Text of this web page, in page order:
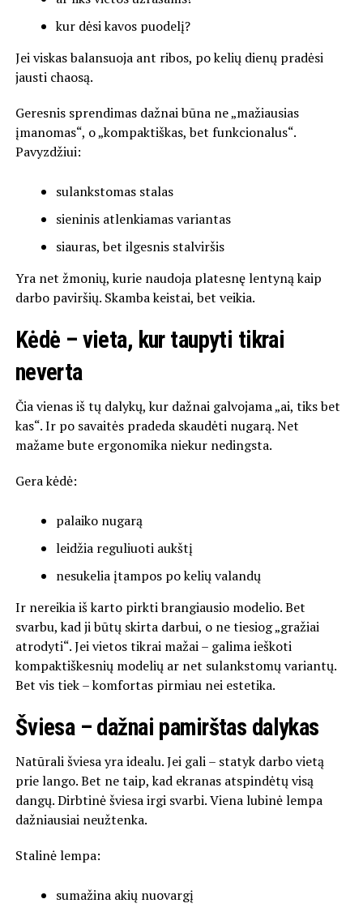
kur dėsi kavos puodelį?
Jei viskas balansuoja ant ribos, po kelių dienų pradėsi
jausti chaosą.
Geresnis sprendimas dažnai būna ne „mažiausias
įmanomas“, o „kompaktiškas, bet funkcionalus“.
Pavyzdžiui:
sulankstomas stalas
sieninis atlenkiamas variantas
siauras, bet ilgesnis stalviršis
Yra net žmonių, kurie naudoja platesnę lentyną kaip
darbo paviršių. Skamba keistai, bet veikia.
Kėdė – vieta, kur taupyti tikrai
neverta
Čia vienas iš tų dalykų, kur dažnai galvojama „ai, tiks bet
kas“. Ir po savaitės pradeda skaudėti nugarą. Net
mažame bute ergonomika niekur nedingsta.
Gera kėdė:
palaiko nugarą
leidžia reguliuoti aukštį
nesukelia įtampos po kelių valandų
Ir nereikia iš karto pirkti brangiausio modelio. Bet
svarbu, kad ji būtų skirta darbui, o ne tiesiog „gražiai
atrodyti“. Jei vietos tikrai mažai – galima ieškoti
kompaktiškesnių modelių ar net sulankstomų variantų.
Bet vis tiek – komfortas pirmiau nei estetika.
Šviesa – dažnai pamirštas dalykas
Natūrali šviesa yra idealu. Jei gali – statyk darbo vietą
prie lango. Bet ne taip, kad ekranas atspindėtų visą
dangų. Dirbtinė šviesa irgi svarbi. Viena lubinė lempa
dažniausiai neužtenka.
Stalinė lempa:
sumažina akių nuovargį